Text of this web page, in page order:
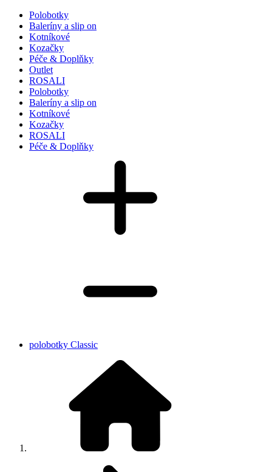
Polobotky
Baleríny a slip on
Kotníkové
Kozačky
Péče & Doplňky
Outlet
ROSALI
Polobotky
Baleríny a slip on
Kotníkové
Kozačky
ROSALI
Péče & Doplňky
polobotky Classic